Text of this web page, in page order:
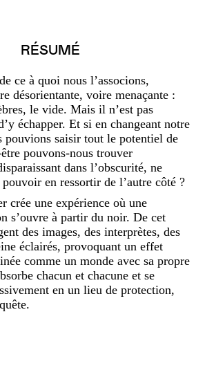
RÉSUMÉ
ce à quoi nous l’associons,
désorientante, voire menaçante :
le vide. Mais il n’est pas
échapper. Et si en changeant notre
pouvions saisir tout le potentiel de
pouvons-nous trouver
dans l’obscurité, ne
en ressortir de l’autre côté ?
crée une expérience où une
s’ouvre à partir du noir. De cet
des images, des interprètes, des
éclairés, provoquant un effet
comme un monde avec sa propre
chacun et chacune et se
en un lieu de protection,